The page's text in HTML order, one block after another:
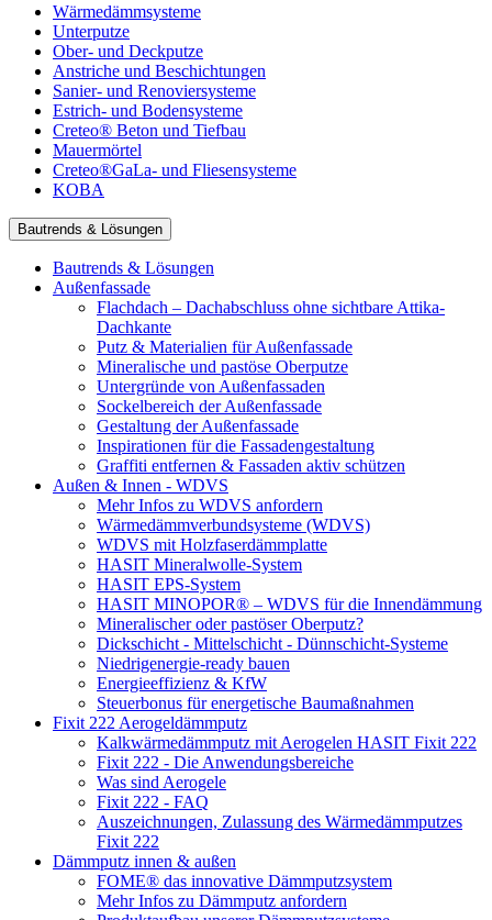
Wärmedämmsysteme
Unterputze
Ober- und Deckputze
Anstriche und Beschichtungen
Sanier- und Renoviersysteme
Estrich- und Bodensysteme
Creteo® Beton und Tiefbau
Mauermörtel
Creteo®GaLa- und Fliesensysteme
KOBA
Bautrends & Lösungen
Bautrends & Lösungen
Außenfassade
Flachdach – Dachabschluss ohne sichtbare Attika-
Dachkante
Putz & Materialien für Außenfassade
Mineralische und pastöse Oberputze
Untergründe von Außenfassaden
Sockelbereich der Außenfassade
Gestaltung der Außenfassade
Inspirationen für die Fassadengestaltung
Graffiti entfernen & Fassaden aktiv schützen
Außen & Innen - WDVS
Mehr Infos zu WDVS anfordern
Wärmedämmverbundsysteme (WDVS)
WDVS mit Holzfaserdämmplatte
HASIT Mineralwolle-System
HASIT EPS-System
HASIT MINOPOR® – WDVS für die Innendämmung
Mineralischer oder pastöser Oberputz?
Dickschicht - Mittelschicht - Dünnschicht-Systeme
Niedrigenergie-ready bauen
Energieeffizienz & KfW
Steuerbonus für energetische Baumaßnahmen
Fixit 222 Aerogeldämmputz
Kalkwärmedämmputz mit Aerogelen HASIT Fixit 222
Fixit 222 - Die Anwendungsbereiche
Was sind Aerogele
Fixit 222 - FAQ
Auszeichnungen, Zulassung des Wärmedämmputzes
Fixit 222
Dämmputz innen & außen
FOME® das innovative Dämmputzsystem
Mehr Infos zu Dämmputz anfordern